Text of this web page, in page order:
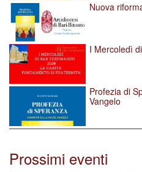
Nuova
I Mercoledì
Profezia di
Vangelo
Prossimi eventi